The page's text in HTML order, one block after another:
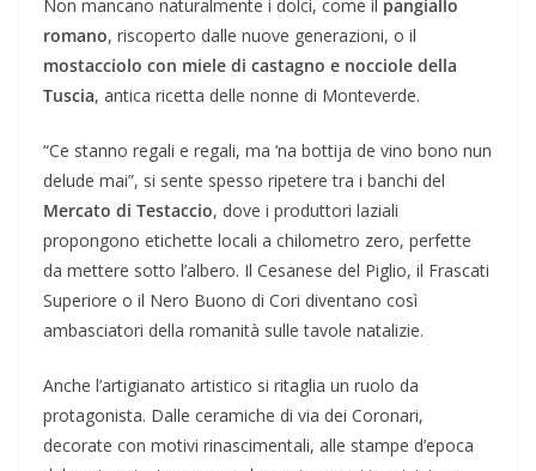
Non mancano naturalmente i dolci, come il pangiallo
romano, riscoperto dalle nuove generazioni, o il
mostacciolo con miele di castagno e nocciole della
Tuscia, antica ricetta delle nonne di Monteverde.
“Ce stanno regali e regali, ma ‘na bottija de vino bono nun
delude mai”, si sente spesso ripetere tra i banchi del
Mercato di Testaccio, dove i produttori laziali
propongono etichette locali a chilometro zero, perfette
da mettere sotto l’albero. Il Cesanese del Piglio, il Frascati
Superiore o il Nero Buono di Cori diventano così
ambasciatori della romanità sulle tavole natalizie.
Anche l’artigianato artistico si ritaglia un ruolo da
protagonista. Dalle ceramiche di via dei Coronari,
decorate con motivi rinascimentali, alle stampe d’epoca